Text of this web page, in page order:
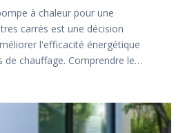
à chaleur pour une
carrés est une décision
l'efficacité énergétique
de chauffage. Comprendre le…